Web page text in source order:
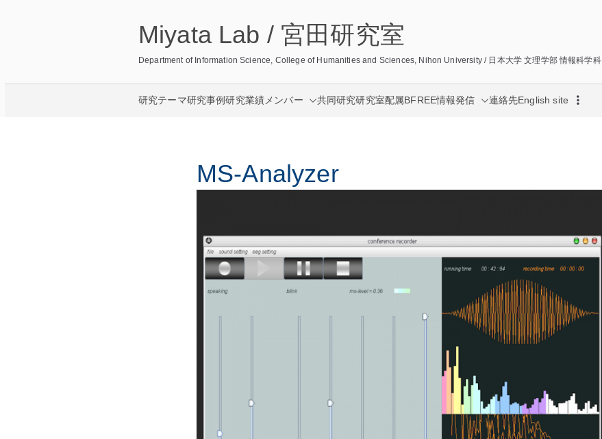
キ
Miyata Lab / 宮田研究室
Department of Information Science, College of Humanities and Sciences, Nihon University / 日本大学 文理学部 情報科学科
研究テーマ研究事例研究業績メンバー 共同研究研究室配属 BFREE情報発信 連絡先English site
MS-Analyzer